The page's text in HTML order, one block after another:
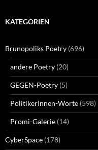
KATEGORIEN
Brunopoliks Poetry (696)
andere Poetry (20)
GEGEN-Poetry (5)
PolitikerInnen-Worte (598)
Promi-Galerie (14)
CyberSpace (178)